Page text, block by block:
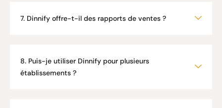
7. Dinnify offre-t-il des rapports de ventes ?
8. Puis-je utiliser Dinnify pour plusieurs
établissements ?